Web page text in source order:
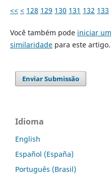
<< < 128 129 130 131 132 133
Você também pode iniciar
similaridadepara este artigo.
Enviar Submissão
Idioma
English
Español (España)
Português (Brasil)